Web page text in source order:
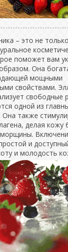
– это не
поможет вам
Она
мощными
свойствами.
свободные
одной из
Она также
делая кожу
и
и молодость